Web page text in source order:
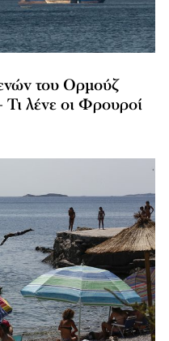
του Ορμούζ
λένε οι Φρουροί